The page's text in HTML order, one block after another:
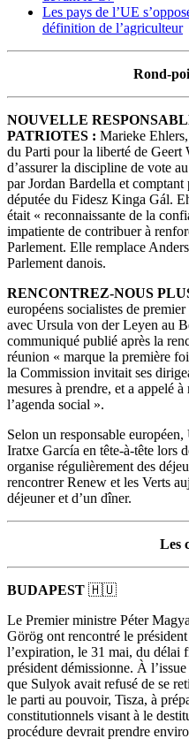
Les pays de l’UE
définition de l’agriculteur
Rond-
NOUVELLE
PATRIOTES : Marieke
du Parti pour la liberté de Geert
d’assurer la discipline de vote
par Jordan Bardella et comptant
députée du Fidesz Kinga Gál.
était « reconnaissante de la
impatiente de contribuer à
Parlement. Elle remplace
Parlement danois.
RENCONTREZ-NOUS
européens socialistes de
avec Ursula von der Leyen au
communiqué publié après la
réunion « marque la première
la Commission invitait ses
mesures à prendre, et a appelé
l’agenda social ».
Selon un responsable
Iratxe García en tête-à-tête lors
organise régulièrement des
rencontrer Renew et les Verts
déjeuner et d’un dîner.
Les
BUDAPEST 🇭🇺
Le Premier ministre Péter
Görög ont rencontré le
l’expiration, le 31 mai, du délai
président démissionne. À
que Sulyok avait refusé de se
le parti au pouvoir, Tisza, à
constitutionnels visant à le
procédure devrait prendre